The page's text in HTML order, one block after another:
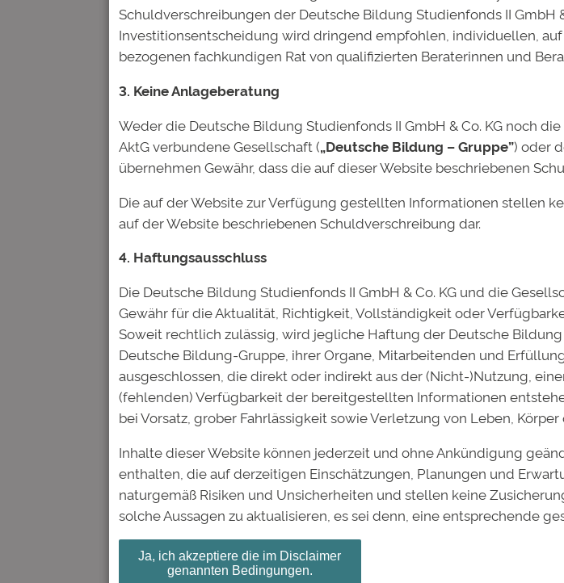
Kommentare
Schreibe einen Kommentar
Deine E-Mail-Adresse wird nicht veröffentlicht. Erforderliche
Kommentar*
Name*
Website
Name, E-Mail-Adresse und Website in diesem Browser für
Schuldverschreibungen der Deutsche Bildung Studienfonds II GmbH
Investitionsentscheidung wird dringend empfohlen, individuellen,
bezogenen fachkundigen Rat von qualifizierten Beraterinnen und
3. Keine Anlageberatung
Weder die Deutsche Bildung Studienfonds II GmbH & Co. KG noch
AktG verbundene Gesellschaft („Deutsche Bildung – Gruppe”) oder
übernehmen Gewähr, dass die auf dieser Website beschriebenen
Die auf der Website zur Verfügung gestellten Informationen stellen
auf der Website beschriebenen Schuldverschreibung dar.
4. Haftungsausschluss
Die Deutsche Bildung Studienfonds II GmbH & Co. KG und die
Gewähr für die Aktualität, Richtigkeit, Vollständigkeit oder
Soweit rechtlich zulässig, wird jegliche Haftung der Deutsche
Deutsche Bildung-Gruppe, ihrer Organe, Mitarbeitenden und
ausgeschlossen, die direkt oder indirekt aus der (Nicht-)Nutzung,
(fehlenden) Verfügbarkeit der bereitgestellten Informationen
bei Vorsatz, grober Fahrlässigkeit sowie Verletzung von Leben,
Inhalte dieser Website können jederzeit und ohne Ankündigung
enthalten, die auf derzeitigen Einschätzungen, Planungen und
naturgemäß Risiken und Unsicherheiten und stellen keine
solche Aussagen zu aktualisieren, es sei denn, eine entsprechende
Ja, ich akzeptiere die im Disclaimer
genannten Bedingungen.